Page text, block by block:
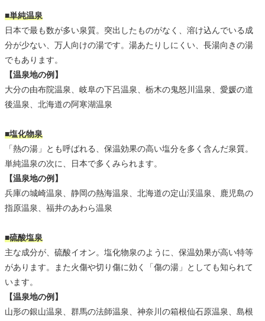
■単純温泉
日本で最も数が多い泉質。突出したものがなく、溶け込んでいる成
分が少ない、万人向けの湯です。湯あたりしにくい、長湯向きの湯
でもあります。
【温泉地の例】
大分の由布院温泉、岐阜の下呂温泉、栃木の鬼怒川温泉、愛媛の道
後温泉、北海道の阿寒湖温泉
■塩化物泉
「熱の湯」とも呼ばれる、保温効果の高い塩分を多く含んだ泉質。
単純温泉の次に、日本で多くみられます。
【温泉地の例】
兵庫の城崎温泉、静岡の熱海温泉、北海道の定山渓温泉、鹿児島の
指原温泉、福井のあわら温泉
■硫酸塩泉
主な成分が、硫酸イオン。塩化物泉のように、保温効果が高い特等
があります。また火傷や切り傷に効く「傷の湯」としても知られて
います。
【温泉地の例】
山形の銀山温泉、群馬の法師温泉、神奈川の箱根仙石原温泉、島根